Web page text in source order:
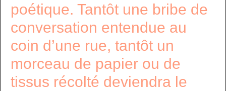
poétique. Tantôt une bribe de
conversation entendue au
coin d’une rue, tantôt un
morceau de papier ou de
tissus récolté deviendra le